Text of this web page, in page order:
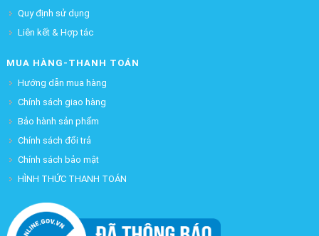
Quy định sử dụng
Liên kết & Hợp tác
MUA HÀNG-THANH TOÁN
Hướng dẫn mua hàng
Chính sách giao hàng
Bảo hành sản phẩm
Chính sách đổi trả
Chính sách bảo mật
HÌNH THỨC THANH TOÁN